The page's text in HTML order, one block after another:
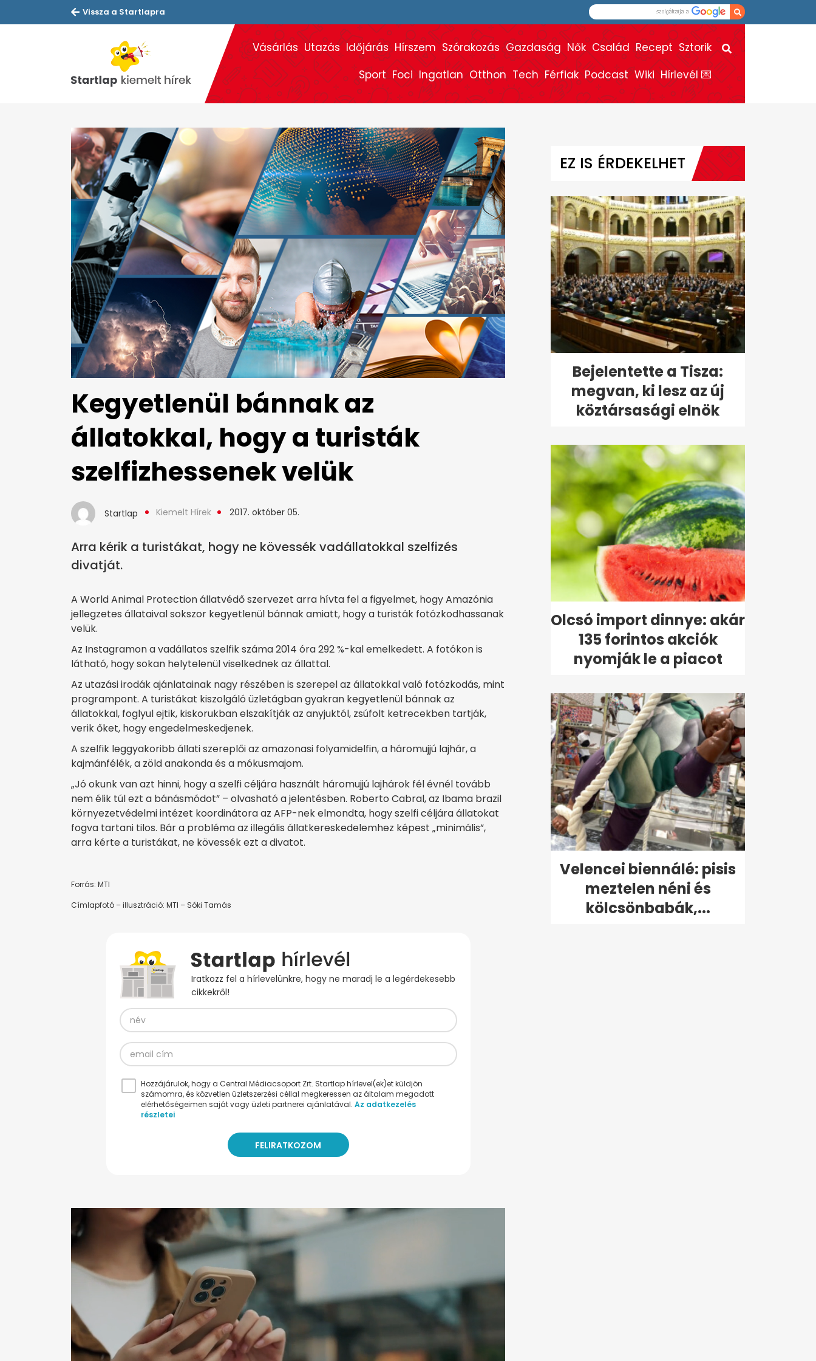
Vissza a Startlapra
Vásárlás Utazás Időjárás Hírszem Szórakozás Gazdaság Nők Család Recept Sztorik
Sport Foci Ingatlan Otthon Tech Férfiak Podcast Wiki Hírlevél 💌
Kegyetlenül bánnak az
állatokkal, hogy a turisták
szelfizhessenek velük
Startlap Kiemelt Hírek 2017. október 05.
Arra kérik a turistákat, hogy ne kövessék vadállatokkal szelfizés
divatját.
A World Animal Protection állatvédő szervezet arra hívta fel a figyelmet, hogy Amazónia
jellegzetes állataival sokszor kegyetlenül bánnak amiatt, hogy a turisták fotózkodhassanak
velük.
Az Instagramon a vadállatos szelfik száma 2014 óra 292 %-kal emelkedett. A fotókon is
látható, hogy sokan helytelenül viselkednek az állattal.
Az utazási irodák ajánlatainak nagy részében is szerepel az állatokkal való fotózkodás, mint
programpont. A turistákat kiszolgáló üzletágban gyakran kegyetlenül bánnak az
állatokkal, foglyul ejtik, kiskorukban elszakítják az anyjuktól, zsúfolt ketrecekben tartják,
verik őket, hogy engedelmeskedjenek.
A szelfik leggyakoribb állati szereplői az amazonasi folyamidelfin, a háromujjú lajhár, a
kajmánfélék, a zöld anakonda és a mókusmajom.
„Jó okunk van azt hinni, hogy a szelfi céljára használt háromujjú lajhárok fél évnél tovább
nem élik túl ezt a bánásmódot” – olvasható a jelentésben. Roberto Cabral, az Ibama brazil
környezetvédelmi intézet koordinátora az AFP-nek elmondta, hogy szelfi céljára állatokat
fogva tartani tilos. Bár a probléma az illegális állatkereskedelemhez képest „minimális”,
arra kérte a turistákat, ne kövessék ezt a divatot.
Forrás: MTI
Címlapfotó – illusztráció: MTI – Sóki Tamás
Iratkozz fel a hírlevelünkre, hogy ne maradj le a legérdekesebb
cikkekről!
Hozzájárulok, hogy a Central Médiacsoport Zrt. Startlap hírlevel(ek)et küldjön
számomra, és közvetlen üzletszerzési céllal megkeressen az általam megadott
elérhetőségeimen saját vagy üzleti partnerei ajánlatával. Az adatkezelés
részletei
EZ IS ÉRDEKELHET
Bejelentette a Tisza:
megvan, ki lesz az új
köztársasági elnök
Olcsó import dinnye: akár
135 forintos akciók
nyomják le a piacot
Velencei biennálé: pisis
meztelen néni és
kölcsönbabák,...